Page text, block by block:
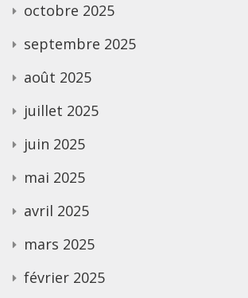
octobre 2025
septembre 2025
août 2025
juillet 2025
juin 2025
mai 2025
avril 2025
mars 2025
février 2025